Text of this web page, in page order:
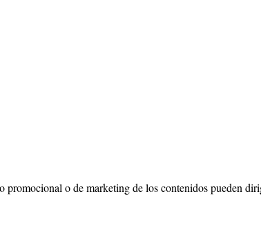
promocional o de marketing de los contenidos pueden